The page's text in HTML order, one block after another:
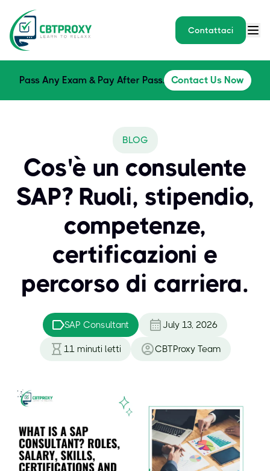
Contattaci
Pass Any Exam & Pay After Pass. Contact Us Now
BLOG
Cos'è un consulente
SAP? Ruoli, stipendio,
competenze,
certificazioni e
percorso di carriera.
SAP Consultant July 13, 2026
11 minuti letti CBTProxy Team